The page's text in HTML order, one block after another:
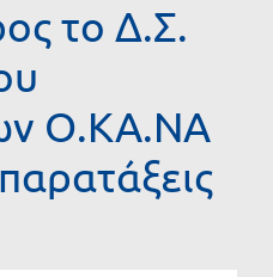
το Δ.Σ.
Ο.ΚΑ.ΝΑ